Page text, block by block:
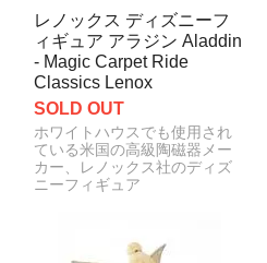
レノックス ディズニーフ
ィギュア アラジン Aladdin
- Magic Carpet Ride
Classics Lenox
SOLD OUT
ホワイトハウスでも使用され
ている米国の高級陶磁器メー
カー、レノックス社のディズ
ニーフィギュア